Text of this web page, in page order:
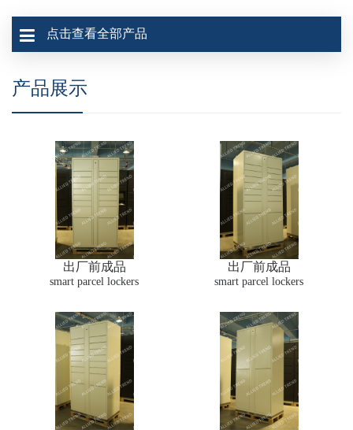
点击查看全部产品
产品展示
出厂前成品
smart parcel lockers
出厂前成品
smart parcel lockers